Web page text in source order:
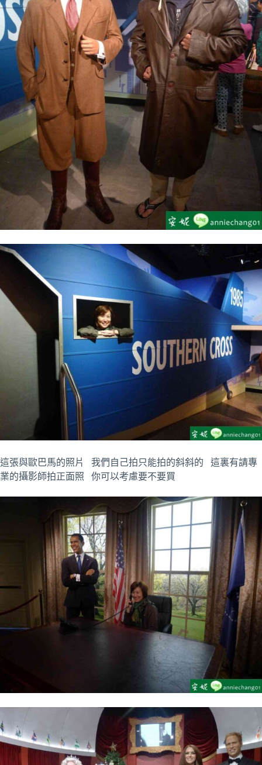
這張與歐巴馬的照片 我們自己拍只能拍的斜斜的 這裏有請專
業的攝影師拍正面照 你可以考慮要不要買